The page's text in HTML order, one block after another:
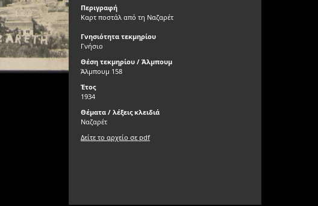
Περιγραφή
Καρτ ποστάλ από τη Ναζαρέτ
Γνησιότητα τεκμηρίου
Γνήσιο
Θέση τεκμηρίου / Άλμπουμ
Άλμπουμ 158
Έτος
1934
Θέματα / λέξεις κλειδιά
Ναζαρέτ
Δείτε το αρχείο σε pdf